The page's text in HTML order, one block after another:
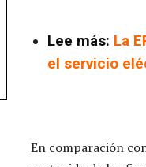
Lee más: La
el servicio
En comparación